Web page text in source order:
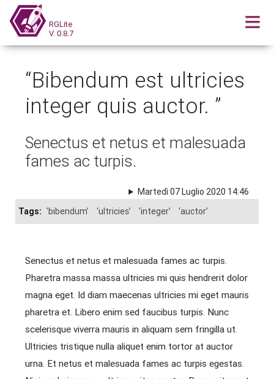
RGLite
V. 0.8.7
“Bibendum est ultricies
integer quis auctor. ”
Senectus et netus et malesuada
fames ac turpis.
Martedì 07 Luglio 2020 14:46
Tags: ‘bibendum’ ‘ultricies’ ‘integer’ ‘auctor’
Senectus et netus et malesuada fames ac turpis.
Pharetra massa massa ultricies mi quis hendrerit dolor
magna eget. Id diam maecenas ultricies mi eget mauris
pharetra et. Libero enim sed faucibus turpis. Nunc
scelerisque viverra mauris in aliquam sem fringilla ut.
Ultricies tristique nulla aliquet enim tortor at auctor
urna. Et netus et malesuada fames ac turpis egestas.